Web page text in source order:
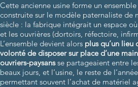
Cette ancienne usine forme un
construite sur le modèle paternaliste de
siècle : la fabrique intégrait un espace
et les ouvrières (dortoirs, réfectoire,
L’ensemble devient alors plus qu’un
volonté de disposer sur place d’une
ouvriers-paysansse partageaient entre
beaux jours, et l’usine, le reste de
permettant souvent l’achat de matériel